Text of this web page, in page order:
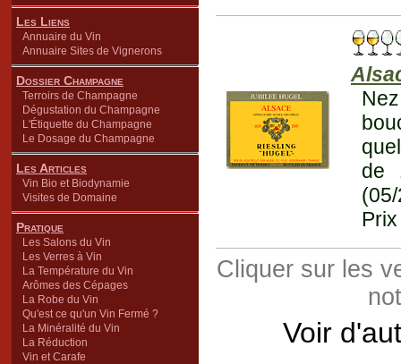
Les Liens
Annuaire du Vin
Annuaire Sites de Vignerons
Dossier Champagne
Terroirs de Champagne
Dégustation du Champagne
L'Étiquette du Champagne
Le Dosage du Champagne
Les Articles
Vin Bio et Biodynamie
Visites de Domaine
Pratique
Les Salons du Vin
Les Verres à Vin
La Température du Vin
Arômes des Cépages
La Robe du Vin
Qu'est ce qu'un Vin Fermé ?
La Minéralité du Vin
La Réduction
Vin et Carafe
de
Cliquer sur les
Voir